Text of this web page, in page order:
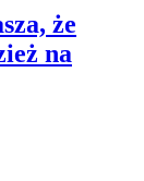
że
na